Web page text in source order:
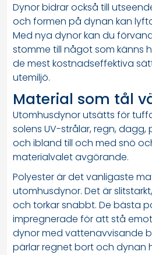
Dynor bidrar också till
och formen på dynan kan
Med nya dynor kan du
stomme till något som känns
de mest kostnadseffektiva
utemiljö.
Material som tål
Utomhusdynor utsätts för
solens UV-strålar, regn, dagg,
och ibland till och med snö
materialvalet avgörande.
Polyester är det vanligaste
utomhusdynor. Det är
och torkar snabbt. De bästa
impregnerade för att stå
dynor med vattenavvisande
pärlar regnet bort och dynan